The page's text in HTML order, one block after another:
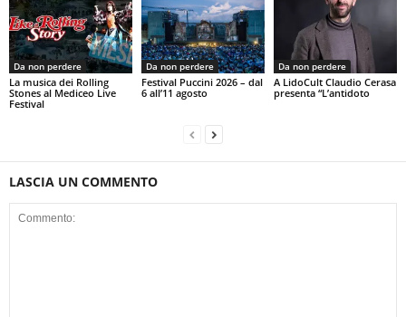
Da non perdere
La musica dei Rolling
Stones al Mediceo Live
Festival
Da non perdere
Festival Puccini 2026 – dal
6 all’11 agosto
Da non perdere
A LidoCult Claudio Cerasa
presenta “L’antidoto
LASCIA UN COMMENTO